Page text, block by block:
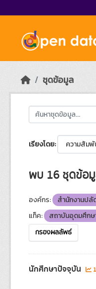
ชุดข้อมูล
เรียงโดย
พบ 16 ชุดข้อ
องค์กร: สำนักงานปลั
แท็ค:
สถาบันอุดมศึก
กรองผลลัพธ์
นักศึกษาปัจจุบัน